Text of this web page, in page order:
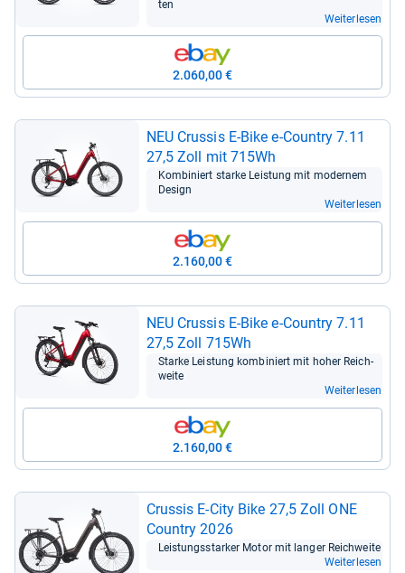
ten
Weiterlesen
2.060,00 €
NEU Crus­sis E-​Bike e-​Coun­try 7.11
27,5 Zoll mit 715Wh
Kom­bi­niert starke Leis­tung mit moder­nem
Design
Weiterlesen
2.160,00 €
NEU Crus­sis E-​Bike e-​Coun­try 7.11
27,5 Zoll 715Wh
Starke Leis­tung kom­bi­niert mit hoher Reich­
weite
Weiterlesen
2.160,00 €
Crus­sis E-​City Bike 27,5 Zoll ONE
Coun­try 2026
Leis­tungs­star­ker Motor mit lan­ger Reich­weite
Weiterlesen